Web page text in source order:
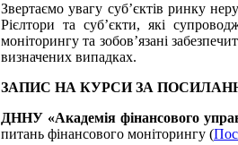
Звертаємо увагу суб’єктів ринку
Рієлтори та суб’єкти, які
моніторингу та зобов’язані
визначених випадках.
ЗАПИС НА КУРСИ ЗА
ДННУ «Академія фінансового
питань фінансового моніторингу (